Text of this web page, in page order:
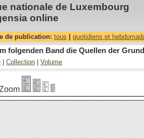
nationale de Luxembourg
online
de publication: tous quotidiens et
folgenden Band die Quellen der
Collection Volume